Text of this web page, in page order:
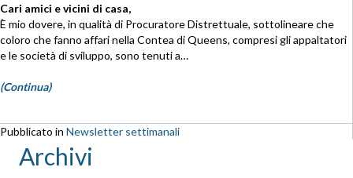
Cari amici e vicini di casa,
È mio dovere, in qualità di Procuratore Distrettuale, sottolineare che
coloro che fanno affari nella Contea di Queens, compresi gli appaltatori
e le società di sviluppo, sono tenuti a…
(Continua)
Pubblicato in Newsletter settimanali
Archivi